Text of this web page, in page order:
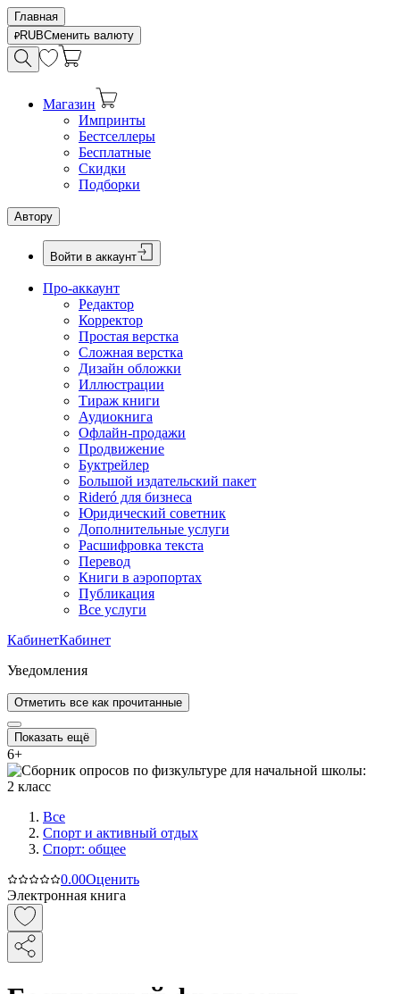
Главная
RUBСменить валюту
Магазин
Импринты
Бестселлеры
Бесплатные
Скидки
Подборки
Автору
Войти в аккаунт
Про-аккаунт
Редактор
Корректор
Простая верстка
Сложная верстка
Дизайн обложки
Иллюстрации
Тираж книги
Аудиокнига
Офлайн-продажи
Продвижение
Буктрейлер
Большой издательский пакет
Rideró для бизнеса
Юридический советник
Дополнительные услуги
Расшифровка текста
Перевод
Книги в аэропортах
Публикация
Все услуги
КабинетКабинет
Уведомления
Отметить все как прочитанные
Показать ещё
6+
Все
Спорт и активный oтдых
Спорт: общее
0.00Оценить
Электронная книга